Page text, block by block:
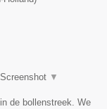
Screenshot ▼
de bollenstreek. We